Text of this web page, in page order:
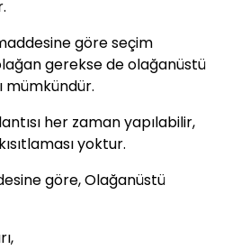
göre seçim
gerekse de olağanüstü
mümkündür.
her zaman yapılabilir,
yoktur.
göre, Olağanüstü